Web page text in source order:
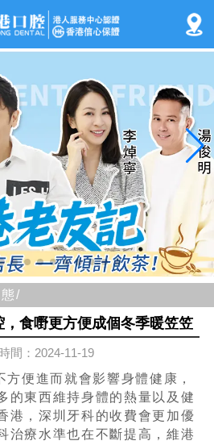
/
食嘢更方便成個冬季暖笠笠
間：2024-11-19
方便進而就會影響身體健康，
的東西維持身體的熱量以及健
港，深圳牙科的收費會更加優
治療水準也在不斷提高，維港